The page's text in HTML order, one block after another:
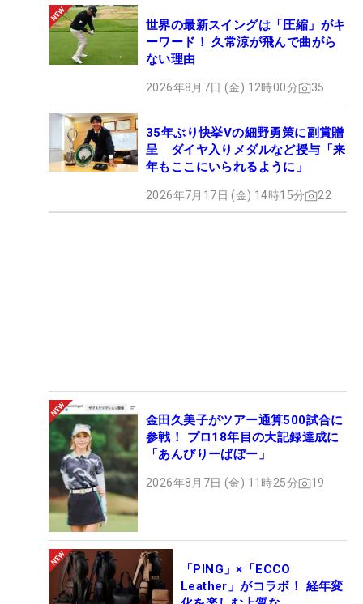
世界の最新スイングは「圧縮」がキ
ーワード！ 久常涼が飛んで曲がら
ない理由
2026年8月7日 (金) 12時00分 35
35年ぶり快挙Vの細野勇策に副賞贈
呈 ダイヤ入りメダルなど授与「来
年もここにいられるように」
2026年7月17日 (金) 14時15分 22
金田久美子がツアー通算500試合に
参戦！ プロ18年目の大記録達成に
「あんびりーばぼー」
2026年8月7日 (金) 11時25分 19
「PING」×「ECCO
Leather」がコラボ！ 経年変